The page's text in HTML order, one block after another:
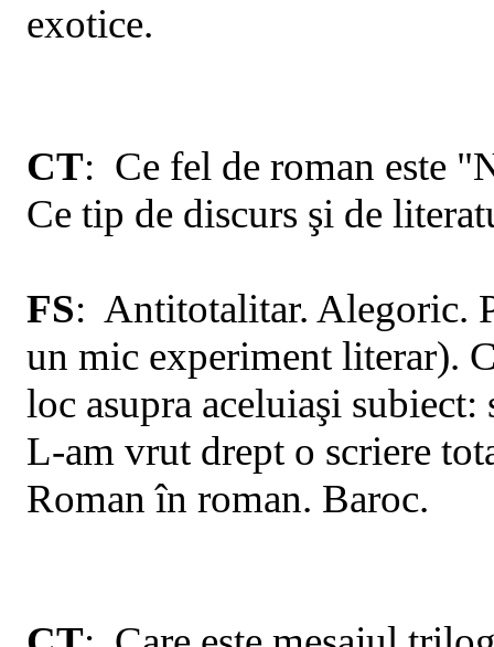
exotice.
CT: Ce fel de roman este
Ce tip de discurs şi de
FS: Antitotalitar. Alegoric.
un mic experiment literar).
loc asupra aceluiaşi
L-am vrut drept o scriere
Roman în roman. Baroc.